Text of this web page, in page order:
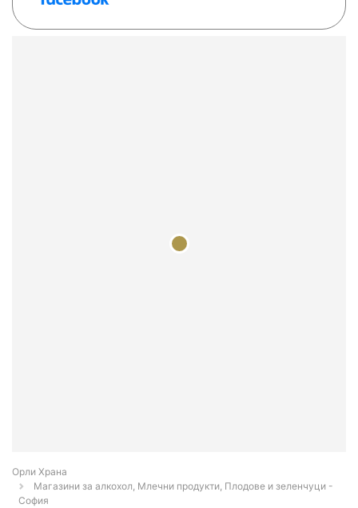
Орли Храна
Магазини за алкохол, Млечни продукти, Плодове и зеленчуци -
София